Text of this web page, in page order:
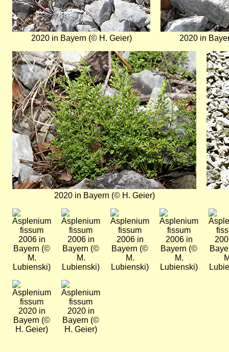
2020 in Bayern (© H. Geier)
2020 in
Bild
2020 in Bayern (© H. Geier)
Bild
Bild
2006 in
Bayern (©
M.
Lubienski)
Bild
2006 in
Bayern (©
M.
Lubienski)
Bild
2006 in
Bayern (©
M.
Lubienski)
Bild
2006 in
Bayern (©
M.
Lubienski)
Bild
Bild
2020 in
Bayern (©
H. Geier)
Bild
2020 in
Bayern (©
H. Geier)